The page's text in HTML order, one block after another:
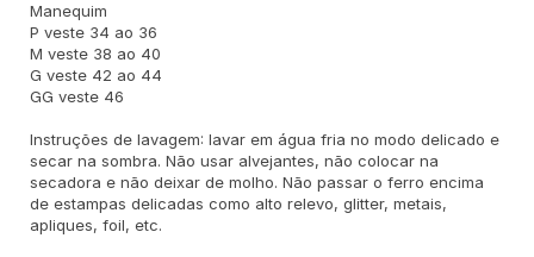
Manequim
P veste 34 ao 36
M veste 38 ao 40
G veste 42 ao 44
GG veste 46
Instruções de lavagem: lavar em água fria no modo delicado e
secar na sombra. Não usar alvejantes, não colocar na
secadora e não deixar de molho. Não passar o ferro encima
de estampas delicadas como alto relevo, glitter, metais,
apliques, foil, etc.